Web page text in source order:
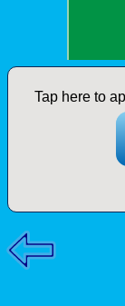
Tap here to